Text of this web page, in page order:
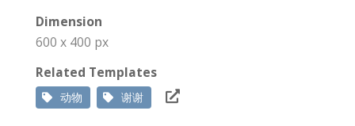
Dimension
600 x 400 px
Related Templates
动物 谢谢